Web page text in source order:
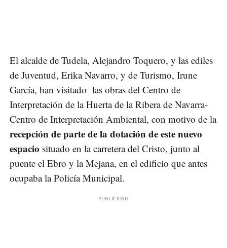
El alcalde de Tudela, Alejandro Toquero, y las ediles
de Juventud, Erika Navarro, y de Turismo, Irune
García, han visitado las obras del Centro de
Interpretación de la Huerta de la Ribera de Navarra-
Centro de Interpretación Ambiental, con motivo de la
recepción de parte de la dotación de este nuevo
espacio situado en la carretera del Cristo, junto al
puente el Ebro y la Mejana, en el edificio que antes
ocupaba la Policía Municipal.